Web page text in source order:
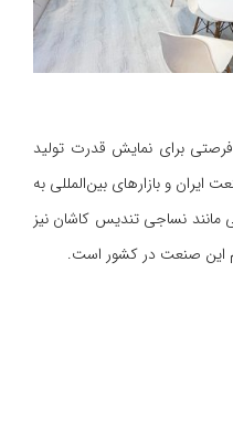
برای نمایش قدرت تولید
ایران و بازارهای بین‌المللی به
نساجی تندیس کاشان نیز
این صنعت در کشور است.